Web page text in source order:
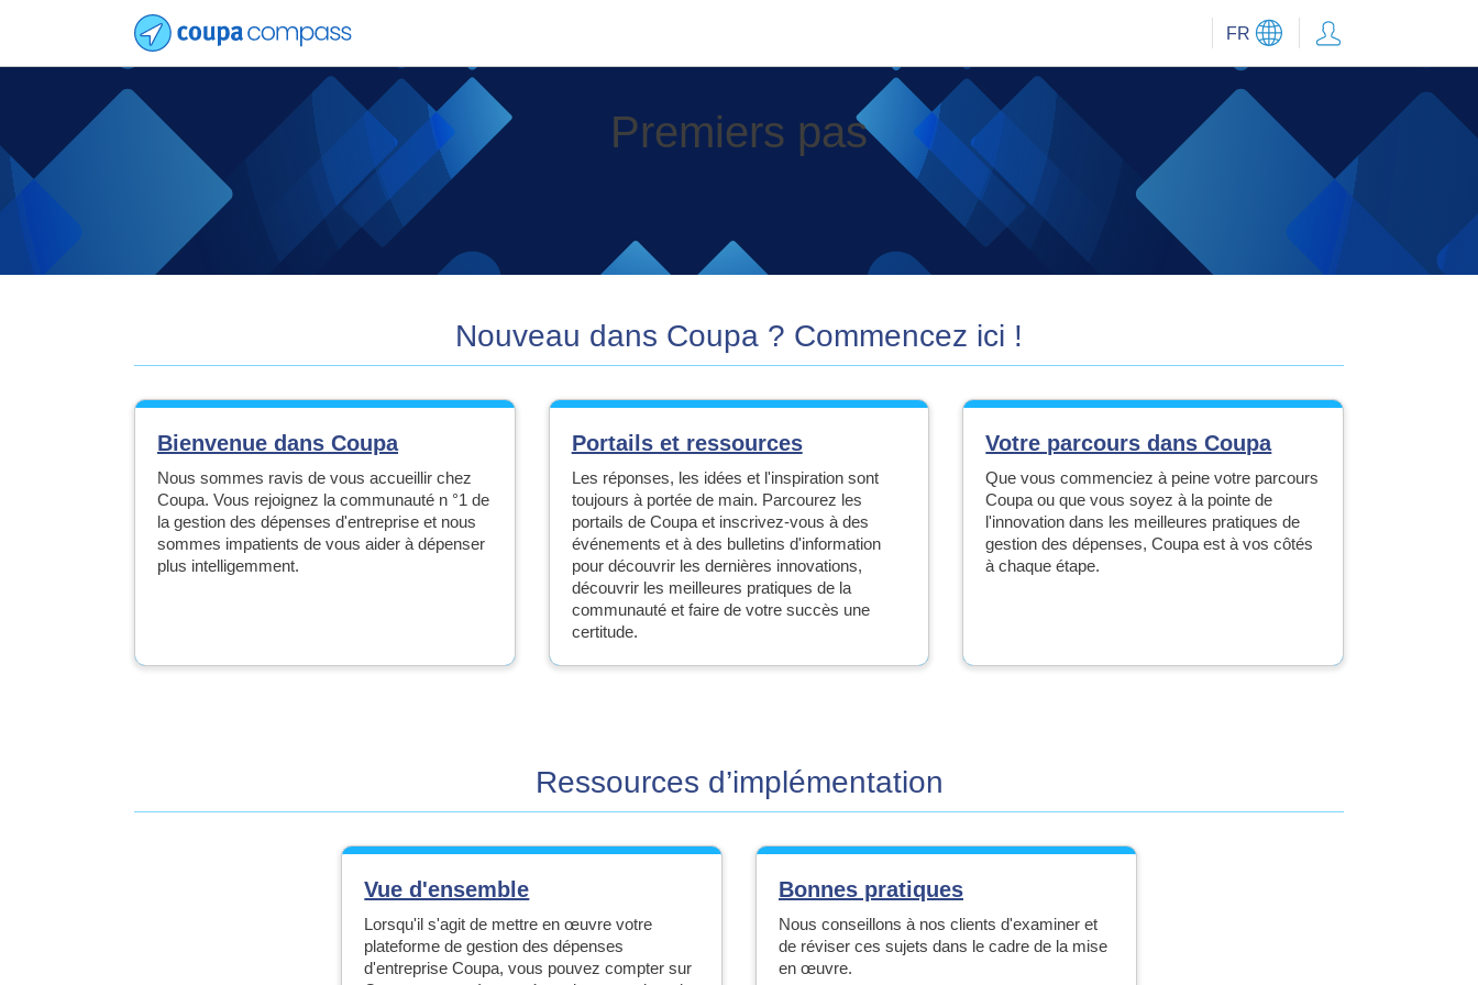
FR
Premiers pas
Nouveau dans Coupa ? Commencez ici !
Bienvenue dans Coupa
Nous sommes ravis de vous accueillir chez
Coupa. Vous rejoignez la communauté n °1 de
la gestion des dépenses d'entreprise et nous
sommes impatients de vous aider à dépenser
plus intelligemment.
Portails et ressources
Les réponses, les idées et l'inspiration sont
toujours à portée de main. Parcourez les
portails de Coupa et inscrivez-vous à des
événements et à des bulletins d'information
pour découvrir les dernières innovations,
découvrir les meilleures pratiques de la
communauté et faire de votre succès une
certitude.
Votre parcours dans Coupa
Que vous commenciez à peine votre parcours
Coupa ou que vous soyez à la pointe de
l'innovation dans les meilleures pratiques de
gestion des dépenses, Coupa est à vos côtés
à chaque étape.
Ressources d’implémentation
Vue d'ensemble
Lorsqu'il s'agit de mettre en œuvre votre
plateforme de gestion des dépenses
d'entreprise Coupa, vous pouvez compter sur
Bonnes pratiques
Nous conseillons à nos clients d'examiner et
de réviser ces sujets dans le cadre de la mise
en œuvre.